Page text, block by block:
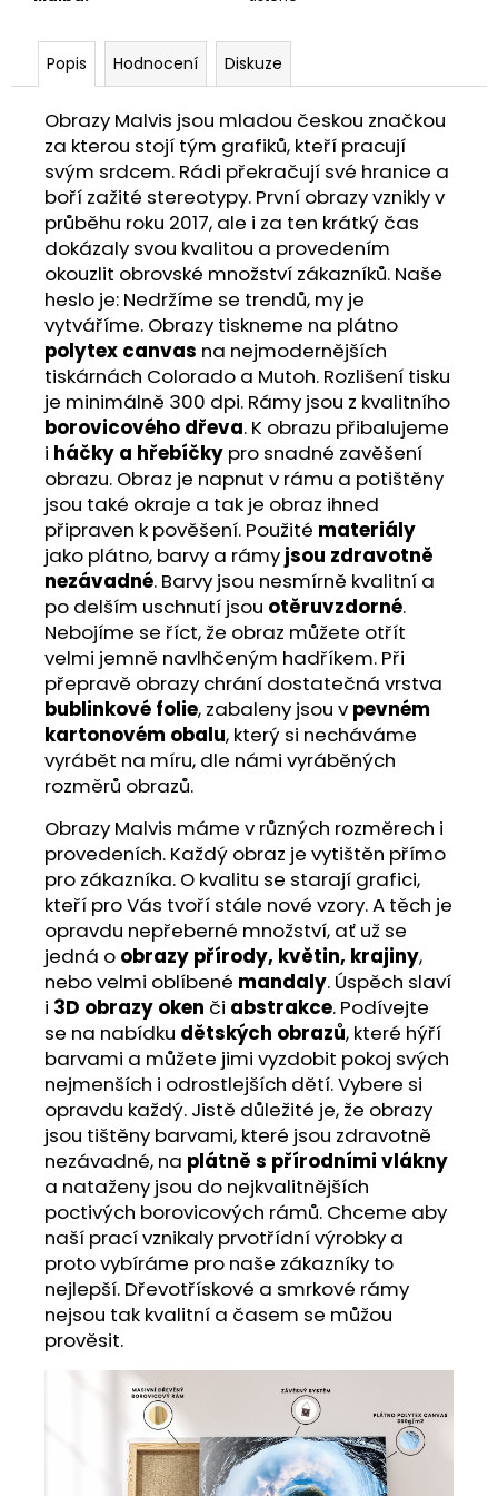
Popis Hodnocení Diskuze
Obrazy Malvis jsou mladou českou značkou
za kterou stojí tým grafiků, kteří pracují
svým srdcem. Rádi překračují své hranice a
boří zažité stereotypy. První obrazy vznikly v
průběhu roku 2017, ale i za ten krátký čas
dokázaly svou kvalitou a provedením
okouzlit obrovské množství zákazníků. Naše
heslo je: Nedržíme se trendů, my je
vytváříme. Obrazy tiskneme na plátno
polytex canvas na nejmodernějších
tiskárnách Colorado a Mutoh. Rozlišení tisku
je minimálně 300 dpi. Rámy jsou z kvalitního
borovicového dřeva. K obrazu přibalujeme
i háčky a hřebíčky pro snadné zavěšení
obrazu. Obraz je napnut v rámu a potištěny
jsou také okraje a tak je obraz ihned
připraven k pověšení. Použité materiály
jako plátno, barvy a rámy jsou zdravotně
nezávadné. Barvy jsou nesmírně kvalitní a
po delším uschnutí jsou otěruvzdorné.
Nebojíme se říct, že obraz můžete otřít
velmi jemně navlhčeným hadříkem. Při
přepravě obrazy chrání dostatečná vrstva
bublinkové folie, zabaleny jsou v pevném
kartonovém obalu, který si necháváme
vyrábět na míru, dle námi vyráběných
rozměrů obrazů.
Obrazy Malvis máme v různých rozměrech i
provedeních. Každý obraz je vytištěn přímo
pro zákazníka. O kvalitu se starají grafici,
kteří pro Vás tvoří stále nové vzory. A těch je
opravdu nepřeberné množství, ať už se
jedná o obrazy přírody, květin, krajiny,
nebo velmi oblíbené mandaly. Úspěch slaví
i 3D obrazy oken či abstrakce. Podívejte
se na nabídku dětských obrazů, které hýří
barvami a můžete jimi vyzdobit pokoj svých
nejmenších i odrostlejších dětí. Vybere si
opravdu každý. Jistě důležité je, že obrazy
jsou tištěny barvami, které jsou zdravotně
nezávadné, na plátně s přírodními vlákny
a nataženy jsou do nejkvalitnějších
poctivých borovicových rámů. Chceme aby
naší prací vznikaly prvotřídní výrobky a
proto vybíráme pro naše zákazníky to
nejlepší. Dřevotřískové a smrkové rámy
nejsou tak kvalitní a časem se můžou
prověsit.